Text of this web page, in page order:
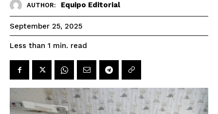
AUTHOR: Equipo Editorial
September 25, 2025
Less than 1 min. read